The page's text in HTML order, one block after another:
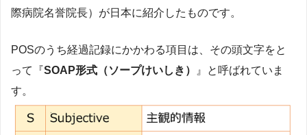
際病院名誉院長）が日本に紹介したものです。
POSのうち経過記録にかかわる項目は、その頭文字をと
って『SOAP形式（ソープけいしき）
』と呼ばれていま
す。